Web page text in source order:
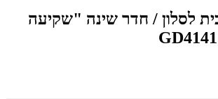
לסלון / חדר שינה "שקיעה